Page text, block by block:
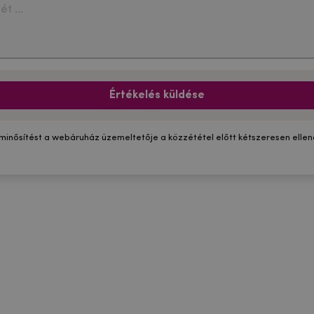
Értékelés küldése
a webáruház üzemeltetője a közzététel előtt kétszeresen